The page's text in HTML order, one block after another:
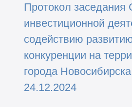
Протокол заседания
инвестиционной
содействию
конкуренции на
города
24.12.2024